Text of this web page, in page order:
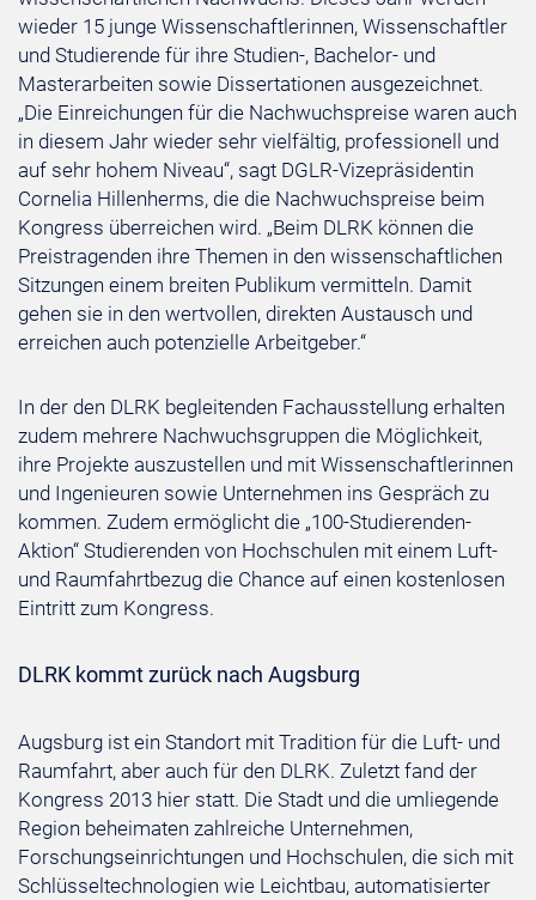
wieder 15 junge Wissenschaftlerinnen, Wissenschaftler
und Studierende für ihre Studien-, Bachelor- und
Masterarbeiten sowie Dissertationen ausgezeichnet.
„Die Einreichungen für die Nachwuchspreise waren auch
in diesem Jahr wieder sehr vielfältig, professionell und
auf sehr hohem Niveau“, sagt DGLR-Vizepräsidentin
Cornelia Hillenherms, die die Nachwuchspreise beim
Kongress überreichen wird. „Beim DLRK können die
Preistragenden ihre Themen in den wissenschaftlichen
Sitzungen einem breiten Publikum vermitteln. Damit
gehen sie in den wertvollen, direkten Austausch und
erreichen auch potenzielle Arbeitgeber.“
In der den DLRK begleitenden Fachausstellung erhalten
zudem mehrere Nachwuchsgruppen die Möglichkeit,
ihre Projekte auszustellen und mit Wissenschaftlerinnen
und Ingenieuren sowie Unternehmen ins Gespräch zu
kommen. Zudem ermöglicht die „100-Studierenden-
Aktion“ Studierenden von Hochschulen mit einem Luft-
und Raumfahrtbezug die Chance auf einen kostenlosen
Eintritt zum Kongress.
DLRK kommt zurück nach Augsburg
Augsburg ist ein Standort mit Tradition für die Luft- und
Raumfahrt, aber auch für den DLRK. Zuletzt fand der
Kongress 2013 hier statt. Die Stadt und die umliegende
Region beheimaten zahlreiche Unternehmen,
Forschungseinrichtungen und Hochschulen, die sich mit
Schlüsseltechnologien wie Leichtbau, automatisierter